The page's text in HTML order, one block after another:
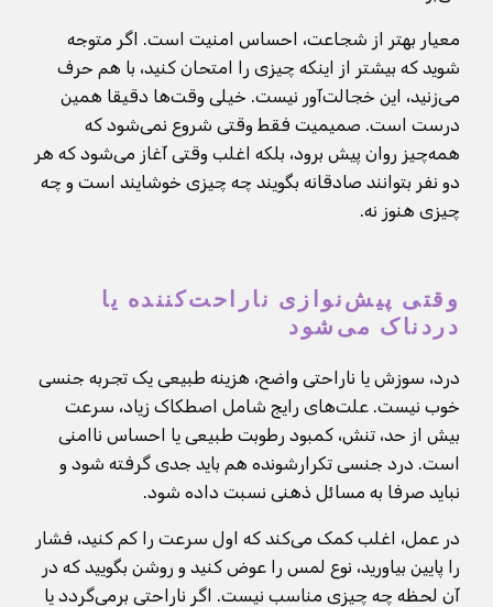
معیار بهتر از شجاعت، احساس امنیت است. اگر متوجه
شوید که بیشتر از اینکه چیزی را امتحان کنید، با هم حرف
می‌زنید، این خجالت‌آور نیست. خیلی وقت‌ها دقیقا همین
درست است. صمیمیت فقط وقتی شروع نمی‌شود که
همه‌چیز روان پیش برود، بلکه اغلب وقتی آغاز می‌شود که هر
دو نفر بتوانند صادقانه بگویند چه چیزی خوشایند است و چه
چیزی هنوز نه.
وقتی پیش‌نوازی ناراحت‌کننده یا
دردناک می‌شود
درد، سوزش یا ناراحتی واضح، هزینه طبیعی یک تجربه جنسی
خوب نیست. علت‌های رایج شامل اصطکاک زیاد، سرعت
بیش از حد، تنش، کمبود رطوبت طبیعی یا احساس ناامنی
است. درد جنسی تکرارشونده هم باید جدی گرفته شود و
نباید صرفا به مسائل ذهنی نسبت داده شود.
در عمل، اغلب کمک می‌کند که اول سرعت را کم کنید، فشار
را پایین بیاورید، نوع لمس را عوض کنید و روشن بگویید که در
آن لحظه چه چیزی مناسب نیست. اگر ناراحتی برمی‌گردد یا